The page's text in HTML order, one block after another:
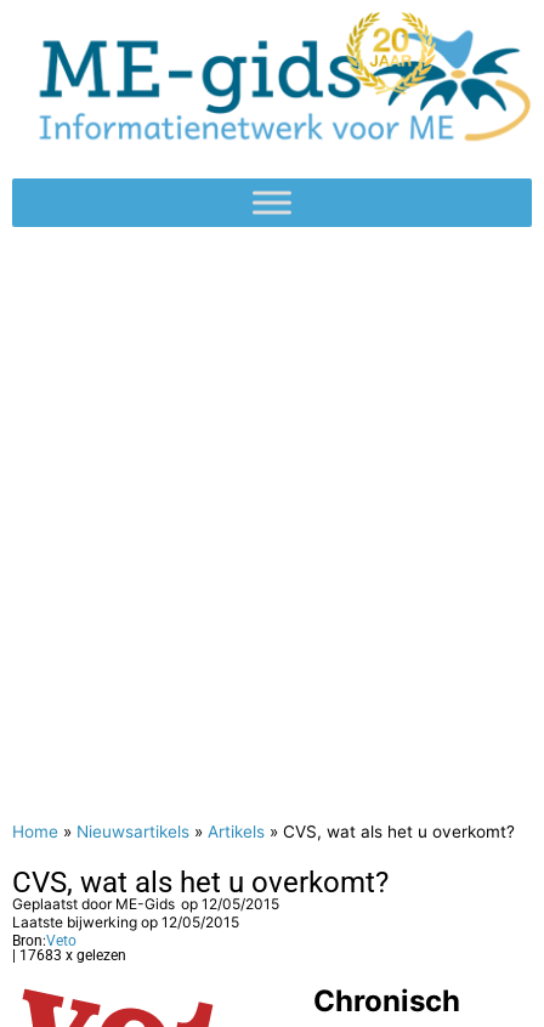
Home » Nieuwsartikels » Artikels » CVS, wat als het u overkomt?
CVS, wat als het u overkomt?
Geplaatst door ME-Gids op 12/05/2015
Laatste bijwerking op 12/05/2015
Bron:Veto
| 17683 x gelezen
Chronisch